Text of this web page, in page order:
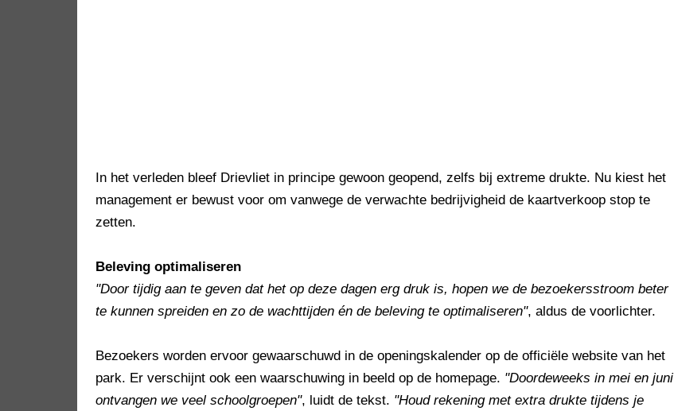
In het verleden bleef Drievliet in principe gewoon geopend, zelfs bij extreme drukte. Nu kiest het
management er bewust voor om vanwege de verwachte bedrijvigheid de kaartverkoop stop te
zetten.
Beleving optimaliseren
"Door tijdig aan te geven dat het op deze dagen erg druk is, hopen we de bezoekersstroom beter
te kunnen spreiden en zo de wachttijden én de beleving te optimaliseren", aldus de voorlichter.
Bezoekers worden ervoor gewaarschuwd in de openingskalender op de officiële website van het
park. Er verschijnt ook een waarschuwing in beeld op de homepage. "Doordeweeks in mei en juni
ontvangen we veel schoolgroepen", luidt de tekst. "Houd rekening met extra drukte tijdens je